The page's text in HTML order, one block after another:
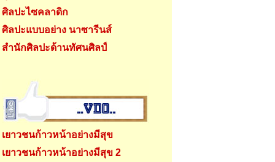
ศิลปะไซคลาดิก
ศิลปะแบบอย่าง นาซารีนส์
สำนักศิลปะด้านทัศนศิลป์
เยาวชนก้าวหน้าอย่างมีสุข
เยาวชนก้าวหน้าอย่างมีสุข 2